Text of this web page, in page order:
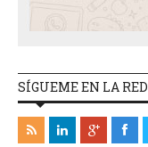
SÍGUEME EN LA RED